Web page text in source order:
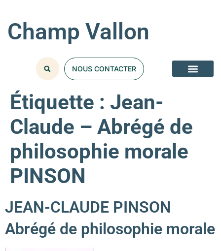
Champ Vallon
NOUS CONTACTER
Étiquette : Jean-
Claude – Abrégé de
philosophie morale
PINSON
JEAN-CLAUDE PINSON
Abrégé de philosophie morale